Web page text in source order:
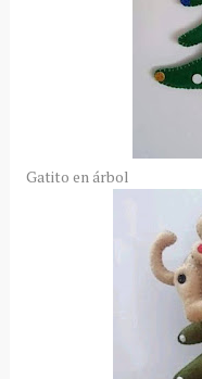
Gatito en árbol